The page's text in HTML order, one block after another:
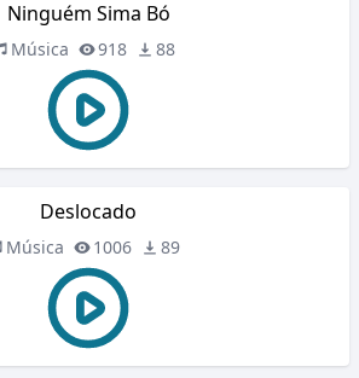
Ninguém Sima Bó
Música 918 88
Deslocado
Música 1006 89